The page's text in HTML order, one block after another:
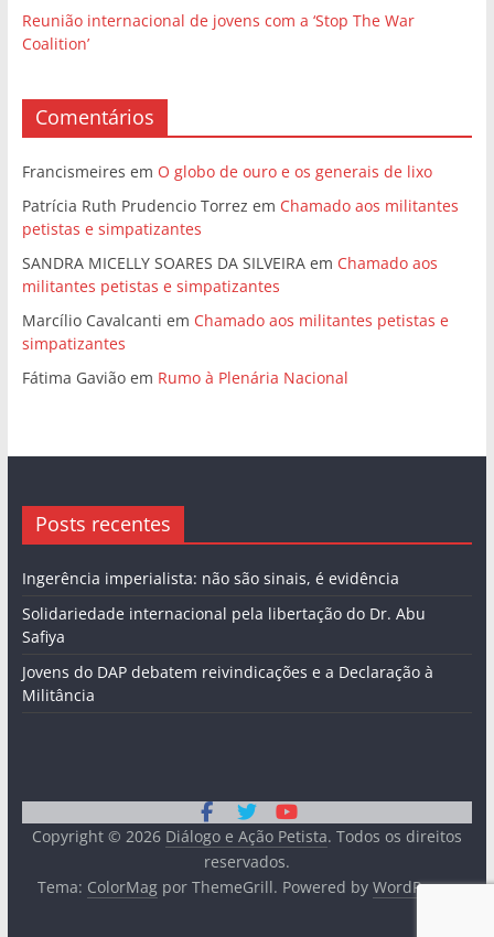
Reunião internacional de jovens com a ‘Stop The War
Coalition’
Comentários
Francismeires em O globo de ouro e os generais de lixo
Patrícia Ruth Prudencio Torrez em Chamado aos militantes
petistas e simpatizantes
SANDRA MICELLY SOARES DA SILVEIRAem Chamado aos
militantes petistas e simpatizantes
Marcílio Cavalcanti em Chamado aos militantes petistas e
simpatizantes
Fátima Gaviãoem Rumo à Plenária Nacional
Posts recentes
Ingerência imperialista: não são sinais, é evidência
Solidariedade internacional pela libertação do Dr. Abu
Safiya
Jovens do DAP debatem reivindicações e a Declaração à
Militância
Copyright © 2026 Diálogo e Ação Petista. Todos os direitos
reservados.
Tema: ColorMagpor ThemeGrill. Powered by WordPress.